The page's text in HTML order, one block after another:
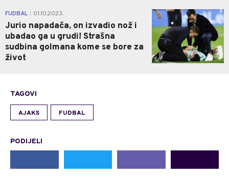
FUDBAL 01.10.2023.
Jurio napadača, on izvadio nož i
ubadao ga u grudi! Strašna
sudbina golmana kome se bore za
život
0
TAGOVI
AJAKS FUDBAL
PODIJELI